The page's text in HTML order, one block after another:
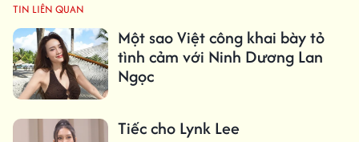
TIN LIÊN QUAN
Một sao Việt công khai bày tỏ
tình cảm với Ninh Dương Lan
Ngọc
Tiếc cho Lynk Lee